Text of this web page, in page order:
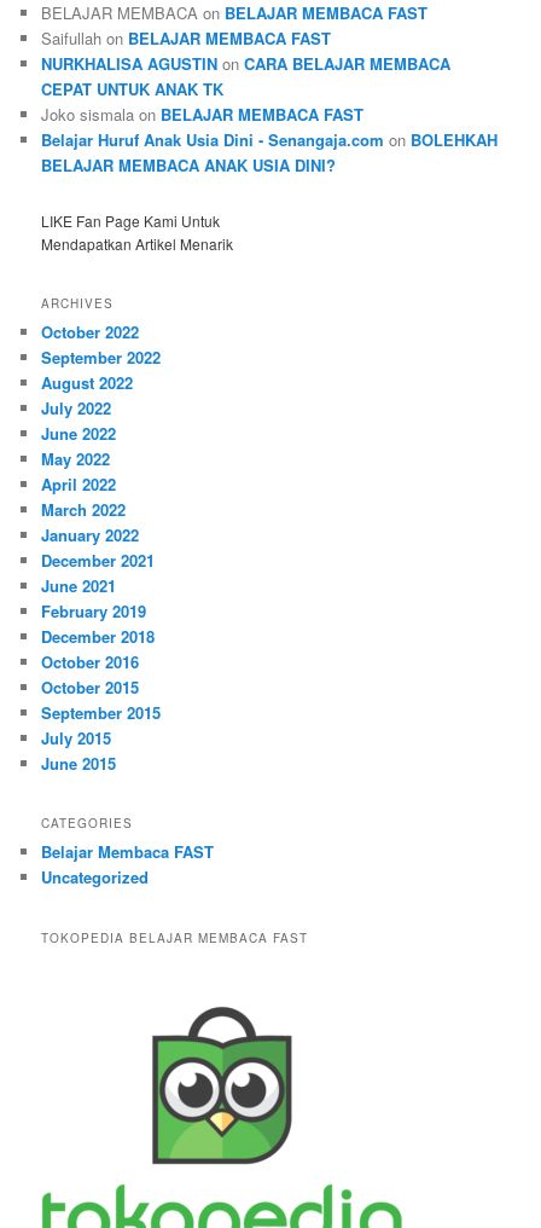
BELAJAR MEMBACA on BELAJAR MEMBACA FAST
Saifullah on BELAJAR MEMBACA FAST
NURKHALISA AGUSTIN onCARA BELAJAR MEMBACA
CEPAT UNTUK ANAK TK
Joko sismala on BELAJAR MEMBACA FAST
Belajar Huruf Anak Usia Dini - Senangaja.com on BOLEHKAH
BELAJAR MEMBACA ANAK USIA DINI?
LIKE Fan Page Kami Untuk
Mendapatkan Artikel Menarik
ARCHIVES
October 2022
September 2022
August 2022
July 2022
June 2022
May 2022
April 2022
March 2022
January 2022
December 2021
June 2021
February 2019
December 2018
October 2016
October 2015
September 2015
July 2015
June 2015
CATEGORIES
Belajar Membaca FAST
Uncategorized
TOKOPEDIA BELAJAR MEMBACA FAST